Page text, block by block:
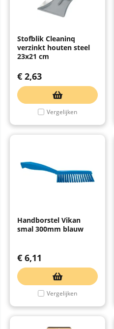
Stofblik Cleaninq
verzinkt houten steel
23x21 cm
€ 2,63
Vergelijken
Handborstel Vikan
smal 300mm blauw
€ 6,11
Vergelijken